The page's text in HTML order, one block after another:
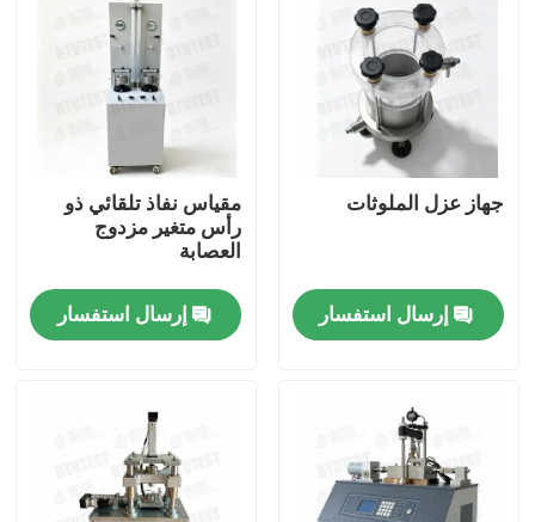
ضبط الجودة
اتصل بنا
آلة اختبار عالمية
آلة اختبار الخرسانة
جهاز عزل الملوثات
إرسال استفسار
مقياس نفاذ تلقائي ذو
رأس متغير مزدوج
العصابة
إرسال استفسار